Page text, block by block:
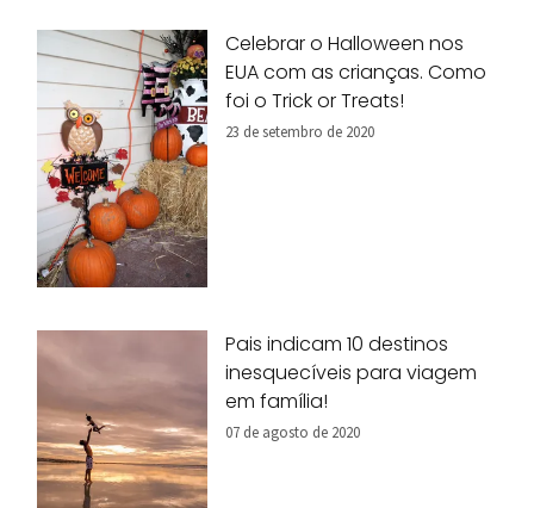
Celebrar o Halloween nos
EUA com as crianças. Como
foi o Trick or Treats!
23 de setembro de 2020
Pais indicam 10 destinos
inesquecíveis para viagem
em família!
07 de agosto de 2020